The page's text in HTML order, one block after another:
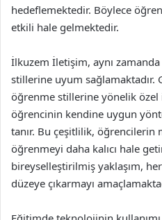
hedeflemektedir. Böylece
etkili hale gelmektedir.
İlkuzem İletişim, aynı
stillerine uyum sağlamaktadır.
öğrenme stillerine yönelik
öğrencinin kendine uygun
tanır. Bu çeşitlilik, öğrencilerin
öğrenmeyi daha kalıcı hale
bireyselleştirilmiş yaklaşım,
düzeye çıkarmayı